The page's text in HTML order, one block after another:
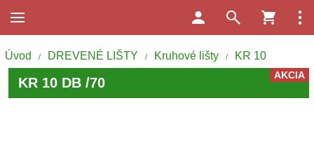
Úvod / DREVENÉ LIŠTY / Kruhové lišty / KR 10
AKCIA
KR 10 DB /70